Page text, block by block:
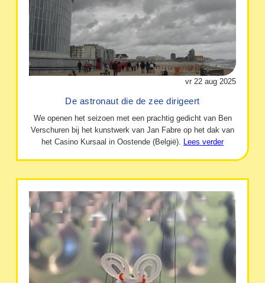
vr 22 aug 2025
De astronaut die de zee dirigeert
We openen het seizoen met een prachtig gedicht van Ben
Verschuren bij het kunstwerk van Jan Fabre op het dak van
het Casino Kursaal in Oostende (België). Lees verder